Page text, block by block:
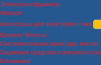
Электроинструменты
Фонари
Аксессуары для электромонтажа
Крепеж / Метизы
Светосигнальная арматура, кнопки
Защитные средства
Клеммники